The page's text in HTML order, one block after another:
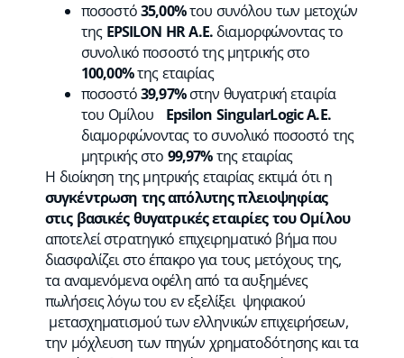
ποσοστό35,00%του συνόλου των μετοχών
της EPSILON HR A.E.διαμορφώνοντας το
συνολικό ποσοστό της μητρικής στο
100,00%της εταιρίας
ποσοστό39,97%στην θυγατρική εταιρία
του Ομίλου Epsilon SingularLogic A.E.
διαμορφώνοντας το συνολικό ποσοστό της
μητρικής στο 99,97%της εταιρίας
Η διοίκηση της μητρικής εταιρίας εκτιμά ότι η
συγκέντρωση της απόλυτης πλειοψηφίας
στις βασικές θυγατρικές εταιρίες του Ομίλου
αποτελεί στρατηγικό επιχειρηματικό βήμα που
διασφαλίζει στο έπακρο για τους μετόχους της,
τα αναμενόμενα οφέλη από τα αυξημένες
πωλήσεις λόγω του εν εξελίξει ψηφιακού
μετασχηματισμού των ελληνικών επιχειρήσεων,
την μόχλευση των πηγών χρηματοδότησης και τα